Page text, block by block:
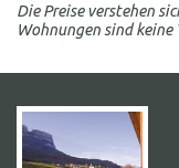
Die Preise verstehen
Wohnungen sind keine